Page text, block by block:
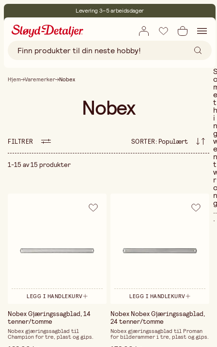
Levering 3–5 arbeidsdager
Fri frakt ved kjøp over 499:-
Hjem Varemerker Nobex
Nobex
FILTRER SORTER: Populært
1-15 av 15 produkter
LEGG I HANDLEKURV
Nobex Gjæringssagblad, 14
tenner/tomme
Nobex gjæringssagblad til
Champion for tre, plast og gips.
LEGG I HANDLEKURV
Nobex Nobex Gjæringssagblad,
24 tenner/tomme
Nobex gjæringssagblad til Proman
for bilderammer i tre, plast og gips.
e
t
h
i
n
g
e
n
t
r
n
g
..
.